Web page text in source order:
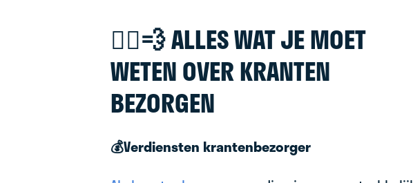
🚴‍♂️💨 ALLES WAT JE MOET
WETEN OVER KRANTEN
BEZORGEN
💰Verdiensten krantenbezorger